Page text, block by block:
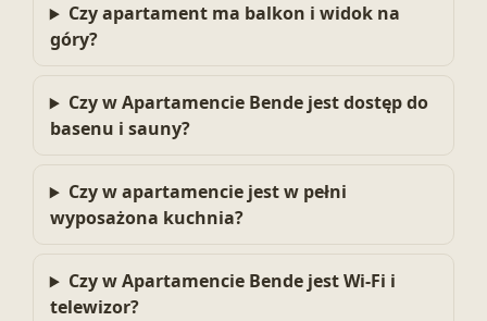
Czy apartament ma balkon i widok na
góry?
Czy w Apartamencie Bende jest dostęp do
basenu i sauny?
Czy w apartamencie jest w pełni
wyposażona kuchnia?
Czy w Apartamencie Bende jest Wi‑Fi i
telewizor?